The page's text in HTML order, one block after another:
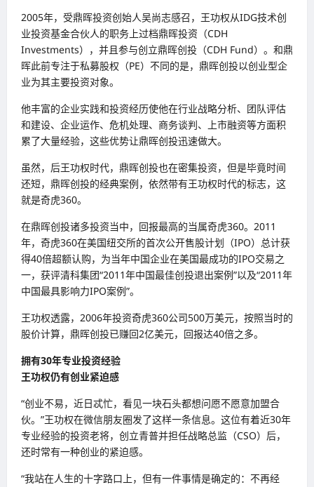
2005年，受鼎晖投资创始人吴尚志感召，王功权从IDG技术创
业投资基金合伙人的职务上过档鼎晖投资（CDH
Investments），并且参与创立鼎晖创投（CDH Fund）。和鼎
晖此前专注于私募股权（PE）不同的是，鼎晖创投以创业型企
业为其主要投资对象。
他丰富的企业实践和投资经历使他在行业战略分析、团队评估
和建设、企业运作、危机处理、商务谈判、上市融资等方面积
累了大量经验，这些优势让鼎晖创投迅速做大。
虽然，后王功权时代，鼎晖创投也在密集投资，但是毕竟时间
还短，鼎晖创投的经典案例，依然带有王功权时代的标志，这
就是奇虎360。
在鼎晖创投诸多投资当中，回报最高的当属奇虎360。2011
年，奇虎360在美国纽交所的首次公开售股计划（IPO）总计获
得40倍超额认购，为当年中国企业在美国最成功的IPO交易之
一，获评清科集团“2011年中国最佳创投退出案例”以及“2011年
中国最具影响力IPO案例”。
王功权透露，2006年投资奇虎360公司500万美元，按照当时的
股价计算，鼎晖创投已赚回2亿美元，回报达40倍之多。
拥有30年专业投资经验
王功权仍有创业紧迫感
“创业不易，近日忒忙，看见一块石头都想问愿不愿意加盟合
伙。”王功权在微信朋友圈发了这样一条信息。这位有着近30年
专业经验的投资老将，创立青普并担任战略总监（CSO）后，
还时常有一种创业的紧迫感。
“我站在人生的十字路口上，但有一件事情是确定的：不再经